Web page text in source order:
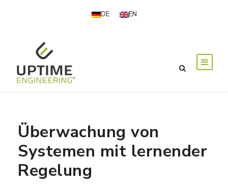
DE EN
Überwachung von
Systemen mit lernender
Regelung